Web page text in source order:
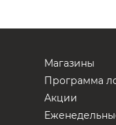
Магазины
Программа
Акции